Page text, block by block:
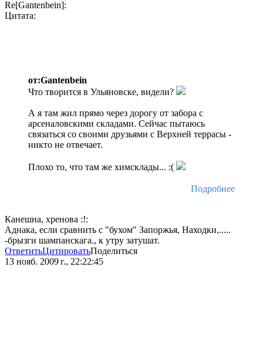
Re[Gantenbein]:
Цитата:
от:Gantenbein
Что творится в Ульяновске, видели?
А я там жил прямо через дорогу от забора с
арсеналовскими складами. Сейчас пытаюсь
связаться со своими друзьями с Верхней террасы -
никто не отвечает.
Плохо то, что там же химсклады... :(
Подробнее
Канешна, хренова :!:
Аднака, если сравнить с "бухом" Запоржья, Находки,.....
-брызги шампанскага., к утру затушат.
ОтветитьЦитироватьПоделиться
13 нояб. 2009 г., 22:22:45